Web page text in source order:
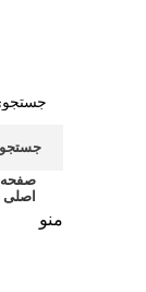
جستجو
صفحه
اصلی
منو